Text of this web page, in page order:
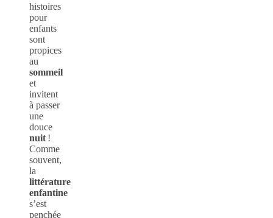
histoires
pour
enfants
sont
propices
au
sommeil
et
invitent
à passer
une
douce
nuit !
Comme
souvent,
la
littérature
enfantine
s’est
penchée